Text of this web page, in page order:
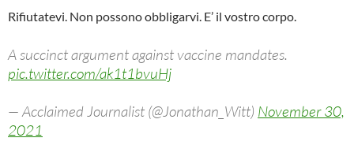
Rifiutatevi. Non possono obbligarvi. E’ il vostro corpo.
A succinct argument against vaccine mandates.
pic.twitter.com/ak1t1bvuHj
— Acclaimed Journalist (@Jonathan_Witt) November 30,
2021